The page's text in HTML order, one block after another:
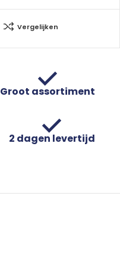
Vergelijken
Groot assortiment
2 dagen levertijd